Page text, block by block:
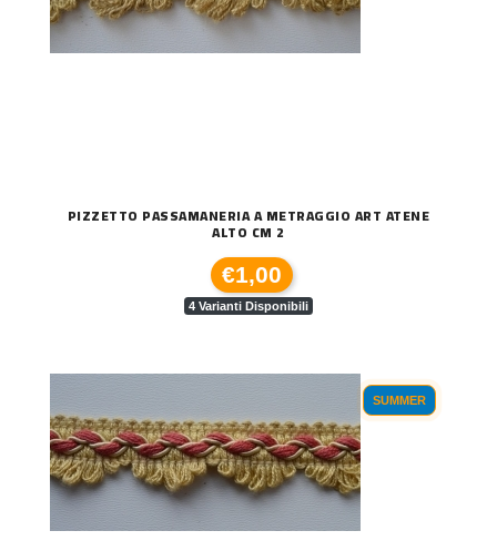
PIZZETTO PASSAMANERIA A METRAGGIO ART ATENE
ALTO CM 2
€1,00
4 Varianti Disponibili
SUMMER